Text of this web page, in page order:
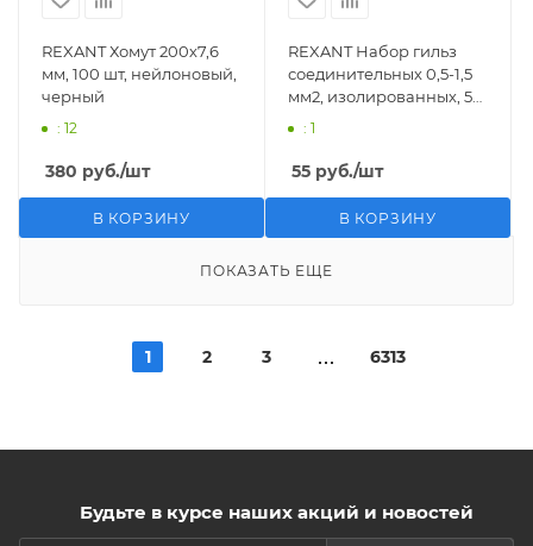
REXANT Хомут 200х7,6
мм, 100 шт, нейлоновый,
черный
: 12
380 руб./шт
В КОРЗИНУ
REXANT Набор гильз
соединительных 0,5-1,5
мм2, изолированных, 5
: 1
55 руб./шт
В КОРЗИНУ
ПОКАЗАТЬ ЕЩЕ
1 2 3 6313
Будьте в курсе наших акций и новостей